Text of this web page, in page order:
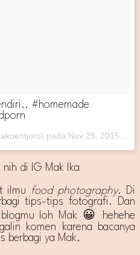
#homemade
pada Nov 29, 2015 pada 6:56 PST
di IG Mak Ika
ilmu food photography. Di
tips-tips fotografi. Dan
blogmu loh Mak 😀 hehehe
komen karena bacanya
berbagi ya Mak.